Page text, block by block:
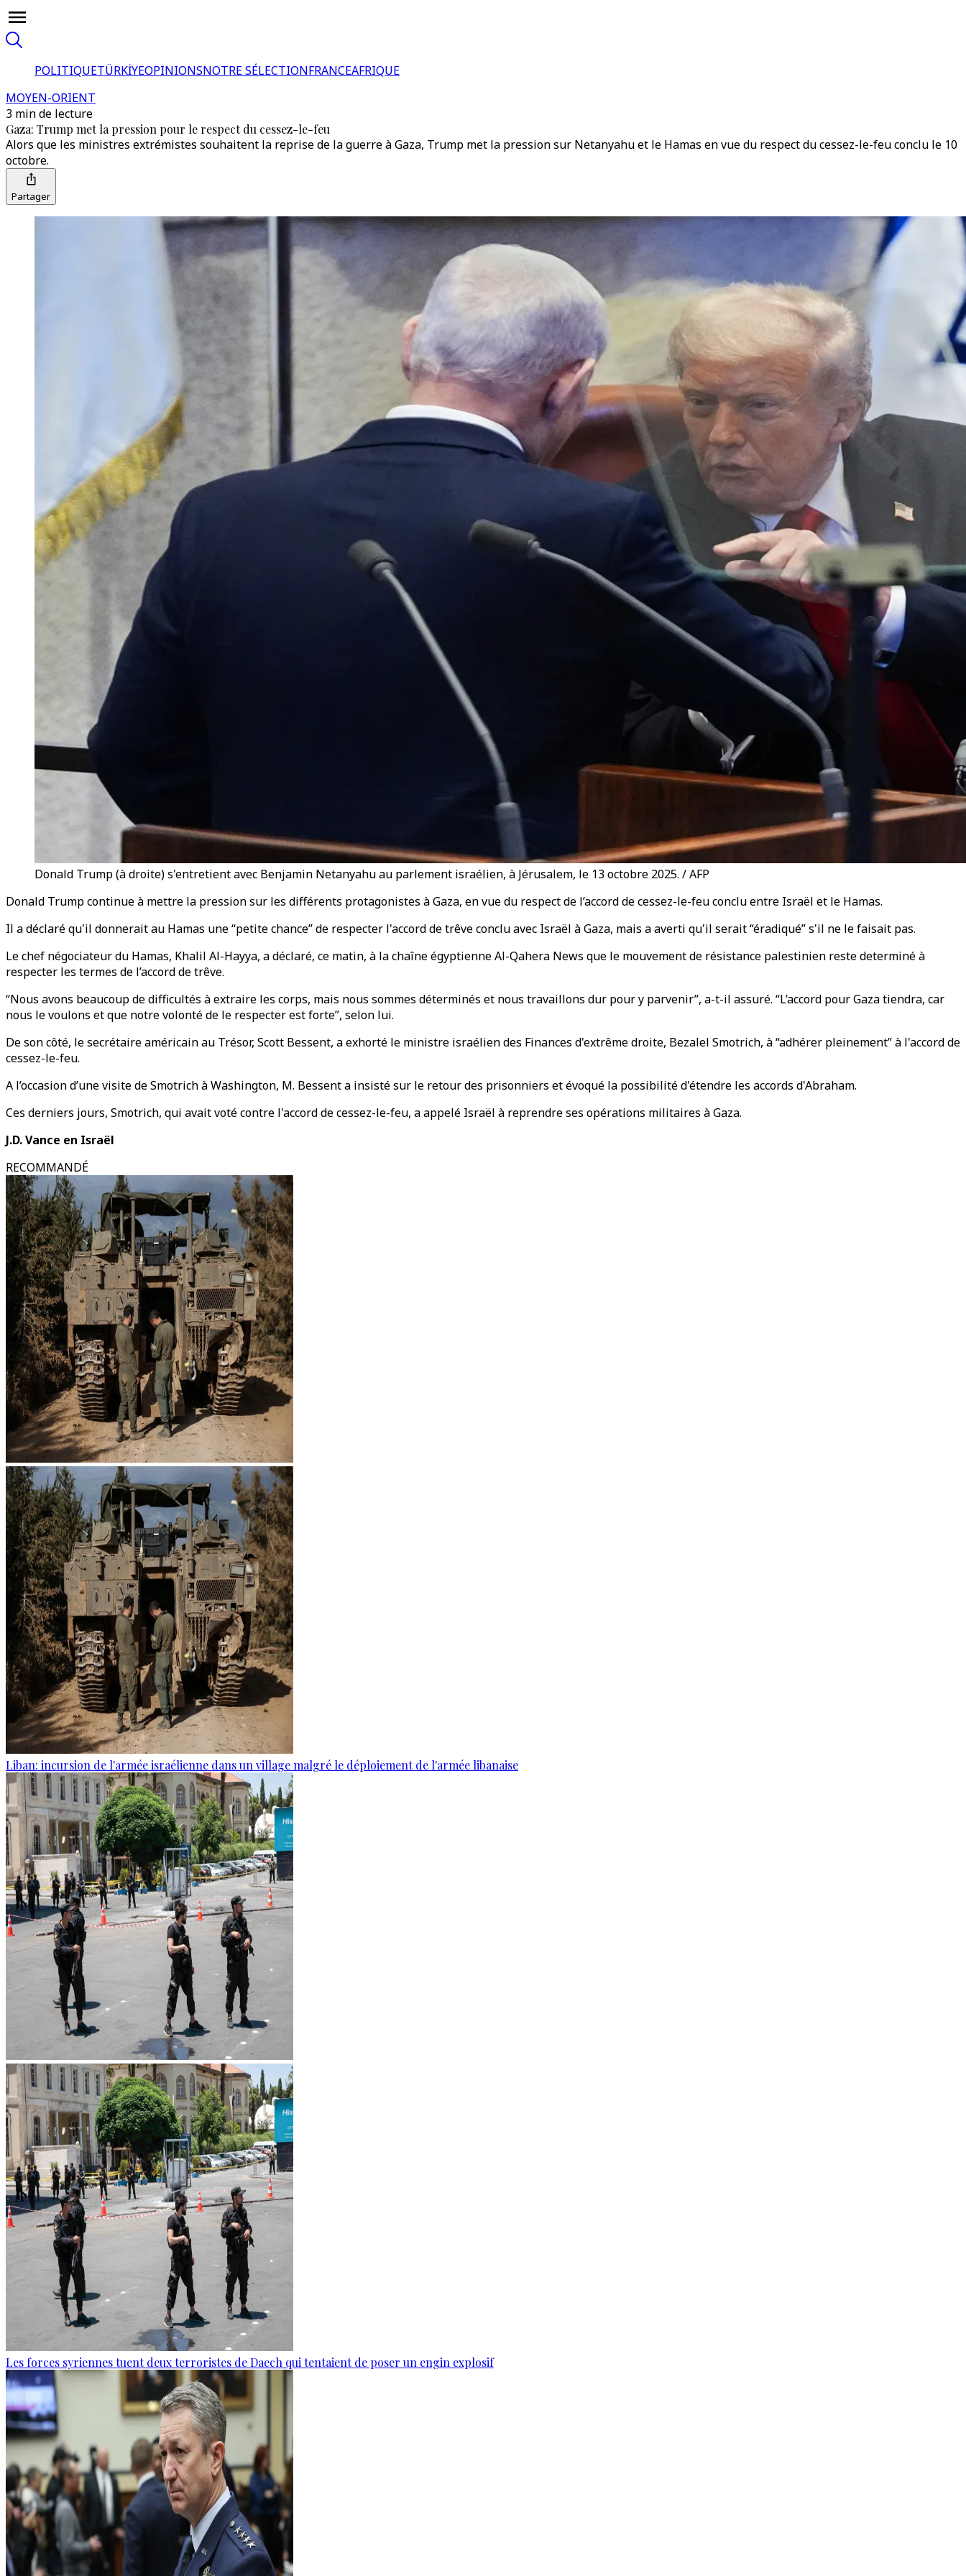
POLITIQUETÜRKİYEOPINIONSNOTRE SÉLECTIONFRANCEAFRIQUE
MOYEN-ORIENT
3 min de lecture
Gaza: Trump met la pression pour le respect du cessez-le-feu
Alors que les ministres extrémistes souhaitent la reprise de la guerre à Gaza, Trump met la pression sur Netanyahu et le Hamas en vue du respect du cessez-le-feu conclu le 10
octobre.
Partager
Donald Trump (à droite) s'entretient avec Benjamin Netanyahu au parlement israélien, à Jérusalem, le 13 octobre 2025. / AFP
Donald Trump continue à mettre la pression sur les différents protagonistes à Gaza, en vue du respect de l’accord de cessez-le-feu conclu entre Israël et le Hamas.
Il a déclaré qu'il donnerait au Hamas une “petite chance” de respecter l'accord de trêve conclu avec Israël à Gaza, mais a averti qu'il serait “éradiqué” s'il ne le faisait pas.
Le chef négociateur du Hamas, Khalil Al-Hayya, a déclaré, ce matin, à la chaîne égyptienne Al-Qahera News que le mouvement de résistance palestinien reste determiné à
respecter les termes de l’accord de trêve.
“Nous avons beaucoup de difficultés à extraire les corps, mais nous sommes déterminés et nous travaillons dur pour y parvenir”, a-t-il assuré. “L’accord pour Gaza tiendra, car
nous le voulons et que notre volonté de le respecter est forte”, selon lui.
De son côté, le secrétaire américain au Trésor, Scott Bessent, a exhorté le ministre israélien des Finances d'extrême droite, Bezalel Smotrich, à “adhérer pleinement” à l'accord de
cessez-le-feu.
A l’occasion d’une visite de Smotrich à Washington, M. Bessent a insisté sur le retour des prisonniers et évoqué la possibilité d'étendre les accords d'Abraham.
Ces derniers jours, Smotrich, qui avait voté contre l'accord de cessez-le-feu, a appelé Israël à reprendre ses opérations militaires à Gaza.
J.D. Vance en Israël
RECOMMANDÉ
Liban: incursion de l'armée israélienne dans un village malgré le déploiement de l'armée libanaise
Les forces syriennes tuent deux terroristes de Daech qui tentaient de poser un engin explosif